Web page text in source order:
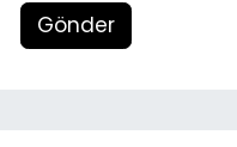
Gönder